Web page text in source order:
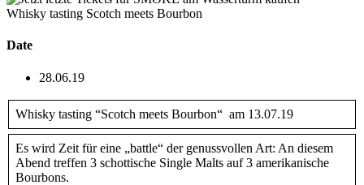
Whisky tasting Scotch meets Bourbon
Date
28.06.19
Whisky tasting “Scotch meets Bourbon“ am 13.07.19
Es wird Zeit für eine „battle“ der genussvollen Art: An diesem
Abend treffen 3 schottische Single Malts auf 3 amerikanische
Bourbons.